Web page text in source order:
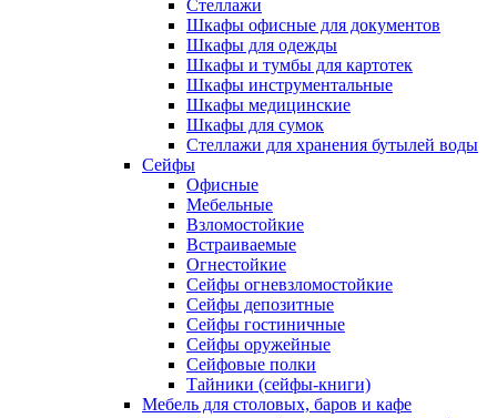
Стеллажи
Шкафы офисные для документов
Шкафы для одежды
Шкафы и тумбы для картотек
Шкафы инструментальные
Шкафы медицинские
Шкафы для сумок
Стеллажи для хранения бутылей воды
Сейфы
Офисные
Мебельные
Взломостойкие
Встраиваемые
Огнестойкие
Сейфы огневзломостойкие
Сейфы депозитные
Сейфы гостиничные
Сейфы оружейные
Сейфовые полки
Тайники (сейфы-книги)
Мебель для столовых, баров и кафе